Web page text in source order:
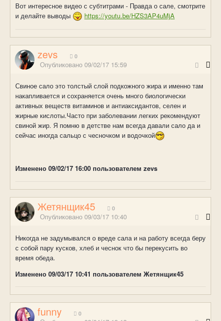
Вот интересное видео с субтитрами - Правда о сале, смотрите
и делайте выводы
https://youtu.be/HZS3AP4uMjA
zevs 0
Опубликовано 09/02/17 15:59
Свиное сало это толстый слой подкожного жира и именно там
накапливается и сохраняется очень много биологически
активных веществ витаминов и антиаксидантов, селен и
жирные кислоты.Часто при заболевании легких рекомендуют
свиной жир. Я помню в детстве нам всегда давали сало да и
сейчас иногда сальцо с чесночком и водочкой
Изменено 09/02/17 16:00 пользователем zevs
Жетянщик45 0
Опубликовано 09/03/17 10:40
Никогда не задумывался о вреде сала и на работу всегда беру
с собой пару кусков, хлеб и чеснок что бы перекусить во
время обеда.
Изменено 09/03/17 10:41 пользователем Жетянщик45
funny 0